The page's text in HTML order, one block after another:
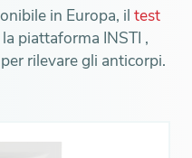
in Europa, il test
piattaforma INSTI ,
rilevare gli anticorpi.